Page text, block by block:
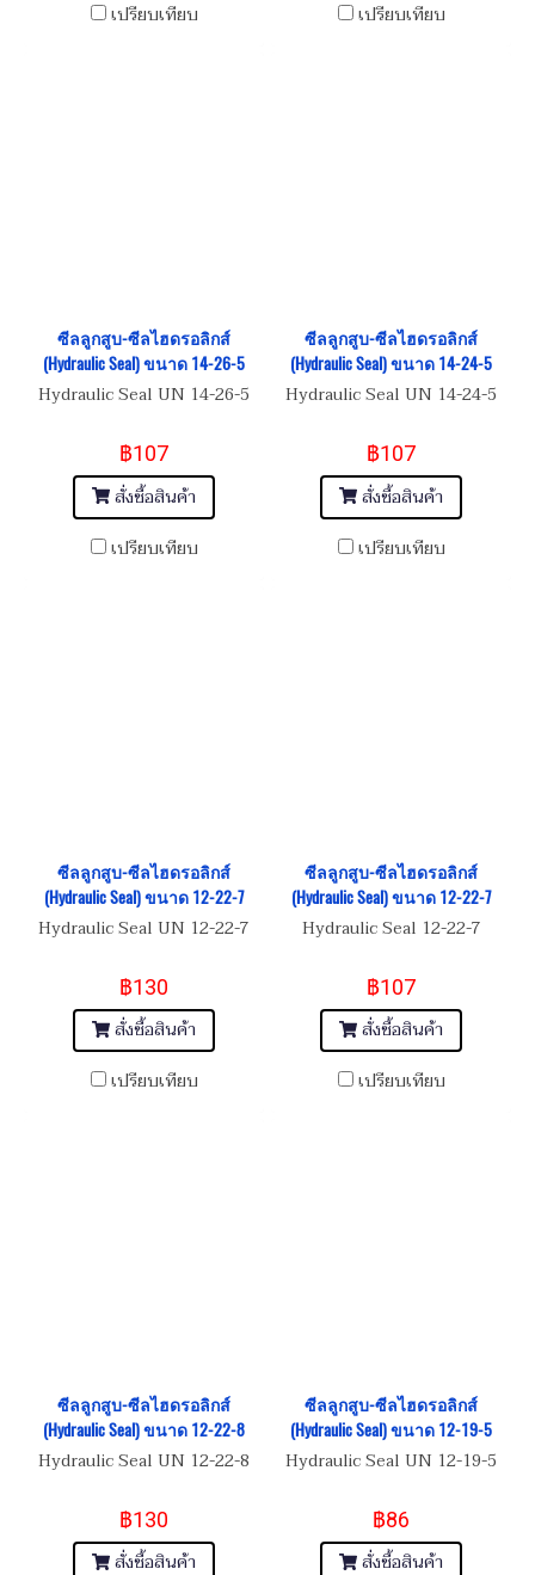
เปรียบเทียบ
เปรียบเทียบ
ซีลลูกสูบ-ซีลไฮดรอลิกส์
(Hydraulic Seal) ขนาด 14-26-5
Hydraulic Seal UN 14-26-5
฿107
สั่งซื้อสินค้า
เปรียบเทียบ
ซีลลูกสูบ-ซีลไฮดรอลิกส์
(Hydraulic Seal) ขนาด 14-24-5
Hydraulic Seal UN 14-24-5
฿107
สั่งซื้อสินค้า
เปรียบเทียบ
ซีลลูกสูบ-ซีลไฮดรอลิกส์
(Hydraulic Seal) ขนาด 12-22-7
Hydraulic Seal UN 12-22-7
฿130
สั่งซื้อสินค้า
เปรียบเทียบ
ซีลลูกสูบ-ซีลไฮดรอลิกส์
(Hydraulic Seal) ขนาด 12-22-7
Hydraulic Seal 12-22-7
฿107
สั่งซื้อสินค้า
เปรียบเทียบ
ซีลลูกสูบ-ซีลไฮดรอลิกส์
(Hydraulic Seal) ขนาด 12-22-8
Hydraulic Seal UN 12-22-8
฿130
สั่งซื้อสินค้า
ซีลลูกสูบ-ซีลไฮดรอลิกส์
(Hydraulic Seal) ขนาด 12-19-5
Hydraulic Seal UN 12-19-5
฿86
สั่งซื้อสินค้า